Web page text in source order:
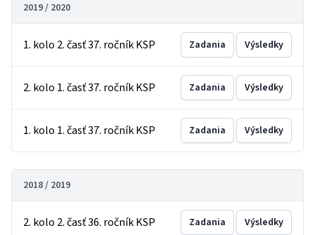
2019 / 2020
1. kolo 2. časť 37. ročník KSP Zadania Výsledky
2. kolo 1. časť 37. ročník KSP Zadania Výsledky
1. kolo 1. časť 37. ročník KSP Zadania Výsledky
2018 / 2019
2. kolo 2. časť 36. ročník KSP Zadania Výsledky